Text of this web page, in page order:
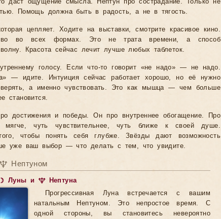
даст ощущение смысла. Нептун про сострадание. Только не
Помощь должна быть в радость, а не в тягость.
цепляет. Ходите на выставки, смотрите красивое кино.
во всех формах. Это не трата времени, а способ
Красота сейчас лечит лучше любых таблеток.
голосу. Если что-то говорит «не надо» — не надо.
— идите. Интуиция сейчас работает хорошо, но её нужно
а именно чувствовать. Это как мышца — чем больше
становится.
достижения и победы. Он про внутреннее обогащение. Про
чуть чувствительнее, чуть ближе к своей душе.
чтобы понять себя глубже. Звёзды дают возможность
уже ваш выбор — что делать с тем, что увидите.
Нептуном
☽ Луны и ♆ Нептуна
Прогрессивная Луна встречается с вашим
натальным Нептуном. Это непростое время. С
одной стороны, вы становитесь невероятно